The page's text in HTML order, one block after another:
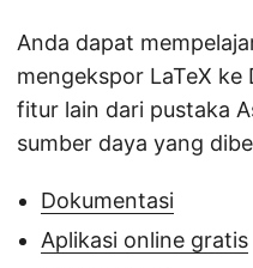
Anda dapat
mengekspor LaTeX ke
fitur lain dari pustaka
sumber daya yang
Dokumentasi
Aplikasi online gratis